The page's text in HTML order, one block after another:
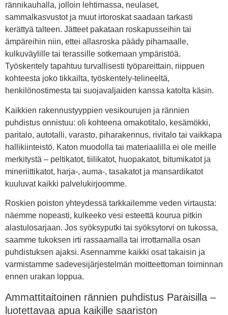
rännikauhalla, jolloin lehtimassa, neulaset,
sammalkasvustot ja muut irtoroskat saadaan tarkasti
kerättyä talteen. Jätteet pakataan roskapusseihin tai
ämpäreihin niin, ettei allasroska päädy pihamaalle,
kulkuväylille tai terassille sotkemaan ympäristöä.
Työskentely tapahtuu turvallisesti työpareittain, riippuen
kohteesta joko tikkailta, työskentely-telineeltä,
henkilönostimesta tai suojavaljaiden kanssa katolta käsin.
Kaikkien rakennustyyppien vesikourujen ja rännien
puhdistus onnistuu: oli kohteena omakotitalo, kesämökki,
paritalo, autotalli, varasto, piharakennus, rivitalo tai vaikkapa
hallikiinteistö. Katon muodolla tai materiaalilla ei ole meille
merkitystä – peltikatot, tiilikatot, huopakatot, bitumikatot ja
mineriittikatot, harja-, auma-, tasakatot ja mansardikatot
kuuluvat kaikki palvelukirjoomme.
Roskien poiston yhteydessä tarkkailemme veden virtausta:
näemme nopeasti, kulkeeko vesi esteettä kourua pitkin
alastulosarjaan. Jos syöksyputki tai syöksytorvi on tukossa,
saamme tukoksen irti rassaamalla tai irrottamalla osan
puhdistuksen ajaksi. Asennamme kaikki osat takaisin ja
varmistamme sadevesijärjestelmän moitteettoman toiminnan
ennen urakan loppua.
Ammattitaitoinen rännien puhdistus Paraisilla –
luotettavaa apua kaikille saariston